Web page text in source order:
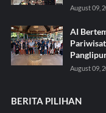
August 09,
AI
August 09,
BERITA PILIHAN